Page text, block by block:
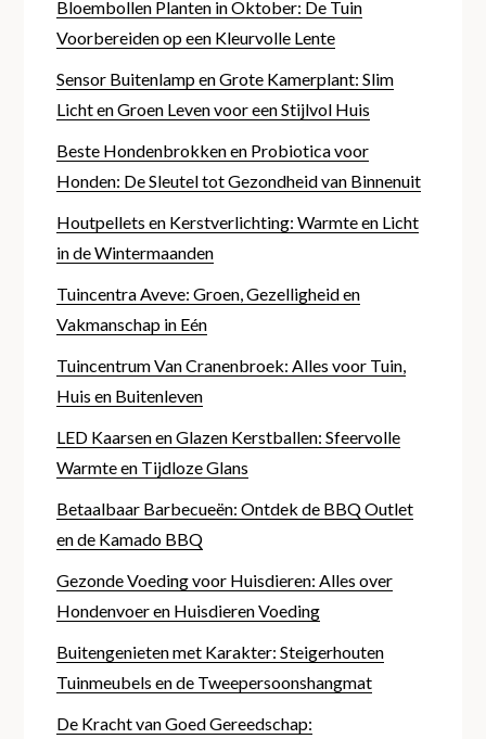
Bloembollen Planten in Oktober: De Tuin
Voorbereiden op een Kleurvolle Lente
Sensor Buitenlamp en Grote Kamerplant: Slim
Licht en Groen Leven voor een Stijlvol Huis
Beste Hondenbrokken en Probiotica voor
Honden: De Sleutel tot Gezondheid van Binnenuit
Houtpellets en Kerstverlichting: Warmte en Licht
in de Wintermaanden
Tuincentra Aveve: Groen, Gezelligheid en
Vakmanschap in Eén
Tuincentrum Van Cranenbroek: Alles voor Tuin,
Huis en Buitenleven
LED Kaarsen en Glazen Kerstballen: Sfeervolle
Warmte en Tijdloze Glans
Betaalbaar Barbecueën: Ontdek de BBQ Outlet
en de Kamado BBQ
Gezonde Voeding voor Huisdieren: Alles over
Hondenvoer en Huisdieren Voeding
Buitengenieten met Karakter: Steigerhouten
Tuinmeubels en de Tweepersoonshangmat
De Kracht van Goed Gereedschap: